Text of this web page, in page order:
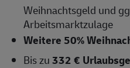
Weihnachtsgeld und
Arbeitsmarktzulage
Weitere 50%
Bis zu332 €